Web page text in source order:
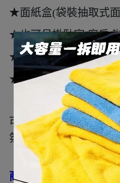
★面紙盒(袋裝抽取式
★也可吊掛臥室/廚房/
★可平放置於車內或房
★享受充滿Hello Kitty
可愛又粉嫩的Hello
氛充滿愛車內∼
商品規格：